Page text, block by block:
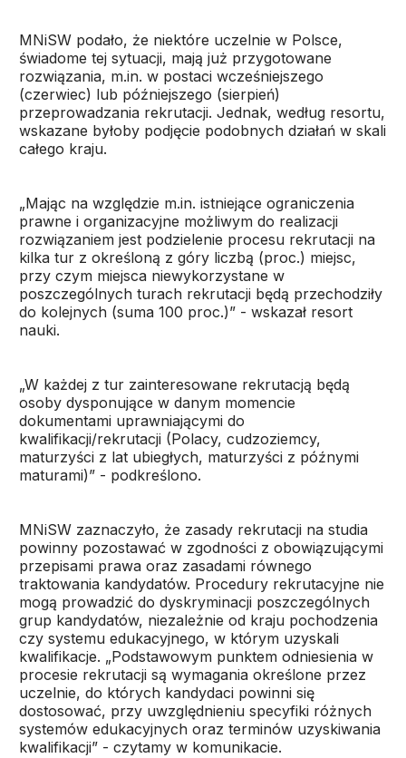
MNiSW podało, że niektóre uczelnie w Polsce,
świadome tej sytuacji, mają już przygotowane
rozwiązania, m.in. w postaci wcześniejszego
(czerwiec) lub późniejszego (sierpień)
przeprowadzania rekrutacji. Jednak, według resortu,
wskazane byłoby podjęcie podobnych działań w skali
całego kraju.
„Mając na względzie m.in. istniejące ograniczenia
prawne i organizacyjne możliwym do realizacji
rozwiązaniem jest podzielenie procesu rekrutacji na
kilka tur z określoną z góry liczbą (proc.) miejsc,
przy czym miejsca niewykorzystane w
poszczególnych turach rekrutacji będą przechodziły
do kolejnych (suma 100 proc.)” - wskazał resort
nauki.
„W każdej z tur zainteresowane rekrutacją będą
osoby dysponujące w danym momencie
dokumentami uprawniającymi do
kwalifikacji/rekrutacji (Polacy, cudzoziemcy,
maturzyści z lat ubiegłych, maturzyści z późnymi
maturami)” - podkreślono.
MNiSW zaznaczyło, że zasady rekrutacji na studia
powinny pozostawać w zgodności z obowiązującymi
przepisami prawa oraz zasadami równego
traktowania kandydatów. Procedury rekrutacyjne nie
mogą prowadzić do dyskryminacji poszczególnych
grup kandydatów, niezależnie od kraju pochodzenia
czy systemu edukacyjnego, w którym uzyskali
kwalifikacje. „Podstawowym punktem odniesienia w
procesie rekrutacji są wymagania określone przez
uczelnie, do których kandydaci powinni się
dostosować, przy uwzględnieniu specyfiki różnych
systemów edukacyjnych oraz terminów uzyskiwania
kwalifikacji” - czytamy w komunikacie.